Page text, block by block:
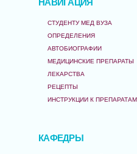
НАВИГАЦИЯ
СТУДЕНТУ МЕД ВУЗА
ОПРЕДЕЛЕНИЯ
АВТОБИОГРАФИИ
МЕДИЦИНСКИЕ ПРЕПАРАТЫ
ЛЕКАРСТВА
РЕЦЕПТЫ
ИНСТРУКЦИИ К ПРЕПАРАТАМ
КАФЕДРЫ